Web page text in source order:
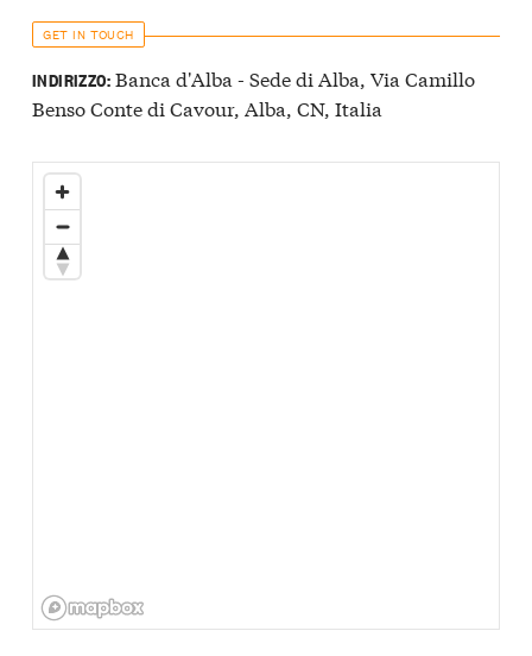
GET IN TOUCH
INDIRIZZO:Banca d'Alba - Sede di Alba, Via Camillo
Benso Conte di Cavour, Alba, CN, Italia